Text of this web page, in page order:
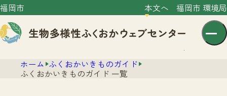
福岡市 本文へ 福岡市 環境局
ホーム ふくおかいきものガイド
ふくおかいきものガイド 一覧